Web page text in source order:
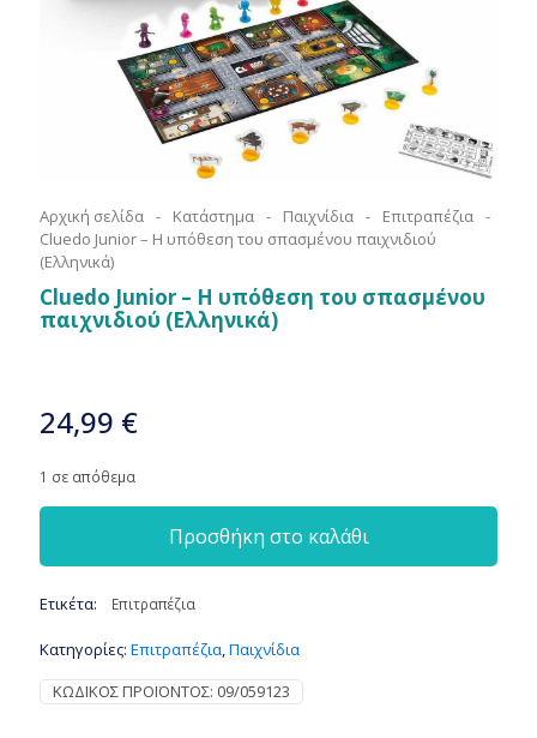
Αρχική σελίδα - Κατάστημα - Παιχνίδια - Επιτραπέζια -
Cluedo Junior – Η υπόθεση του σπασμένου παιχνιδιού
(Ελληνικά)
Cluedo Junior – Η υπόθεση του σπασμένου
παιχνιδιού (Ελληνικά)
24,99 €
1 σε απόθεμα
Προσθήκη στο καλάθι
Ετικέτα: Επιτραπέζια
Κατηγορίες: Επιτραπέζια,Παιχνίδια
ΚΩΔΙΚΌΣ ΠΡΟΪΌΝΤΟΣ: 09/059123